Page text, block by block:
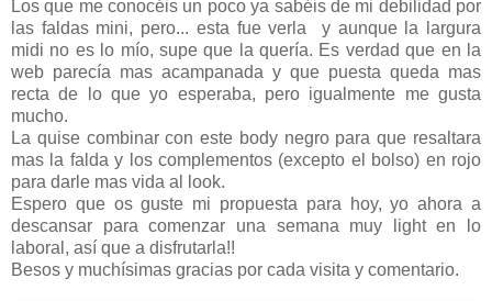
Los que me conocéis un poco ya sabéis de mi debilidad por
las faldas mini, pero... esta fue verla y aunque la largura
midi no es lo mío, supe que la quería. Es verdad que en la
web parecía mas acampanada y que puesta queda mas
recta de lo que yo esperaba, pero igualmente me gusta
mucho.
La quise combinar con este body negro para que resaltara
mas la falda y los complementos (excepto el bolso) en rojo
para darle mas vida al look.
Espero que os guste mi propuesta para hoy, yo ahora a
descansar para comenzar una semana muy light en lo
laboral, así que a disfrutarla!!
Besos y muchísimas gracias por cada visita y comentario.